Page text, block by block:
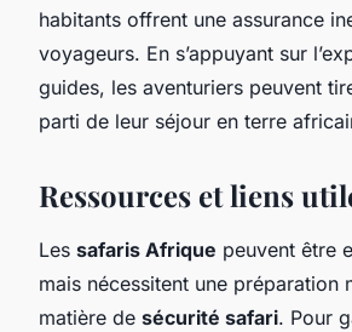
habitants offrent une assurance
voyageurs. En s’appuyant sur
guides, les aventuriers peuvent
parti de leur séjour en terre
Ressources et liens
Les safaris Afrique peuvent être
mais nécessitent une préparation
matière de sécurité safari. Pour